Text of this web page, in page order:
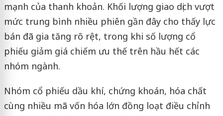
mạnh của thanh khoản. Khối lượng giao dịch vượt
mức trung bình nhiều phiên gần đây cho thấy lực
bán đã gia tăng rõ rệt, trong khi số lượng cổ
phiếu giảm giá chiếm ưu thế trên hầu hết các
nhóm ngành.
Nhóm cổ phiếu dầu khí, chứng khoán, hóa chất
cùng nhiều mã vốn hóa lớn đồng loạt điều chỉnh